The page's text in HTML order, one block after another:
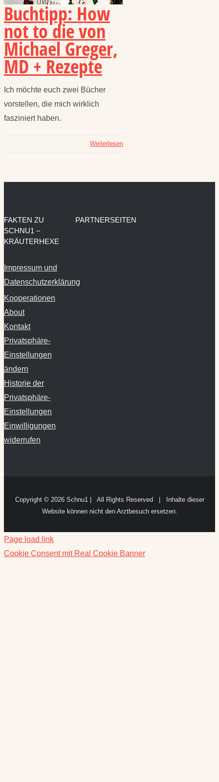
Buchtipp: How
not to die von
Michael Greger,
MD + Rezepte
Ich möchte euch zwei Bücher
vorstellen, die mich wirklich
fasziniert haben.
Weiterlesen
FAKTEN ZU
SCHNU1 –
KRÄUTERHEXE
Impressum und
Datenschutzerklärung
Kooperationen
About
Kontakt
Privatsphäre-
Einstellungen
ändern
Historie der
Privatsphäre-
Einstellungen
Einwilligungen
widerrufen
PARTNERSEITEN
Copyright © 2026 Schnu1 | All Rights Reserved | Inhalte dieser
Website können nicht den Arztbesuch ersetzen.
Page load link
Cookie Consent mit Real Cookie Banner